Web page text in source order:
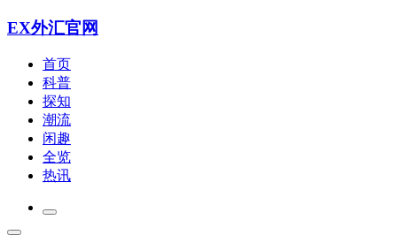
EX外汇官网
首页
科普
探知
潮流
闲趣
全览
热讯